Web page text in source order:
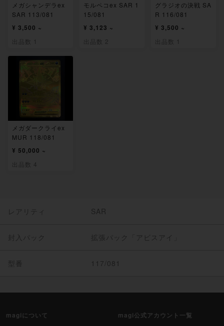
メガシャンデラex
SAR 113/081
¥ 3,500 ~
出品数 1
モルペコex SAR 1
15/081
¥ 3,123 ~
出品数 2
グラジオの決戦 SA
R 116/081
¥ 3,500 ~
出品数 1
メガダークライex
MUR 118/081
¥ 50,000 ~
出品数 4
レアリティ SAR
封入パック 拡張パック「アビスアイ」
型番 117/081
magiについて magi公式アカウント一覧